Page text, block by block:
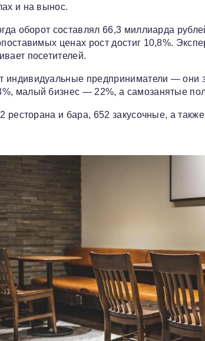
и на вынос.
оборот составлял 66,3 миллиарда
ценах рост достиг 10,8%.
посетителей.
индивидуальные предприниматели — они
малый бизнес — 22%, а самозанятые
ресторана и бара, 652 закусочные, а